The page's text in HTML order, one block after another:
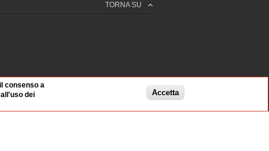
TORNA SU
consenso a
dei
Accetta